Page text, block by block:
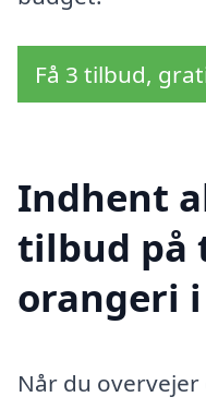
Få 3 tilbud,
Indhent
tilbud på
orangeri
Når du overvejer